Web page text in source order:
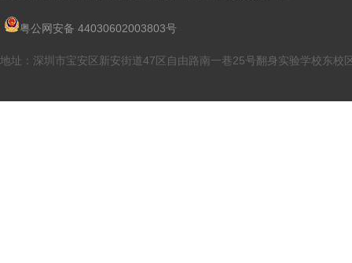
粤公网安备 44030602003803号
地址：深圳市宝安区新安街道47区自由路南一巷25号翻身实验学校东校